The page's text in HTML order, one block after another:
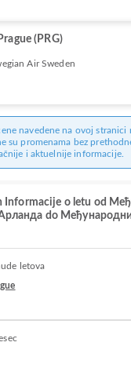
Prague (PRG)
Air Sweden
navedene na ovoj stranici
su promenama bez
i aktuelnije informacije.
Informacije o letu od
do
letova